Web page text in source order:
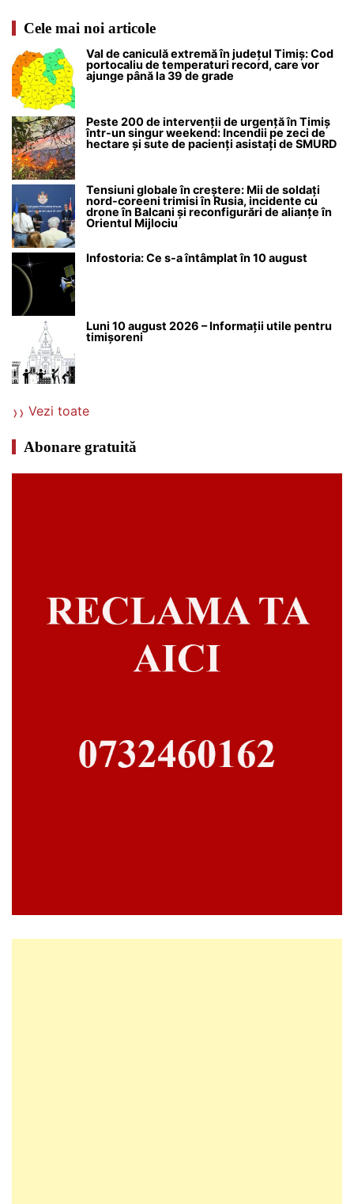
Cele mai noi articole
Val de caniculă extremă în județul Timiș: Cod
portocaliu de temperaturi record, care vor
ajunge până la 39 de grade
Peste 200 de intervenții de urgență în Timiș
într-un singur weekend: Incendii pe zeci de
hectare și sute de pacienți asistați de SMURD
Tensiuni globale în creștere: Mii de soldați
nord-coreeni trimisi în Rusia, incidente cu
drone în Balcani și reconfigurări de alianțe în
Orientul Mijlociu
Infostoria: Ce s-a întâmplat în 10 august
Luni 10 august 2026 – Informații utile pentru
timișoreni
Vezi toate
Abonare gratuită